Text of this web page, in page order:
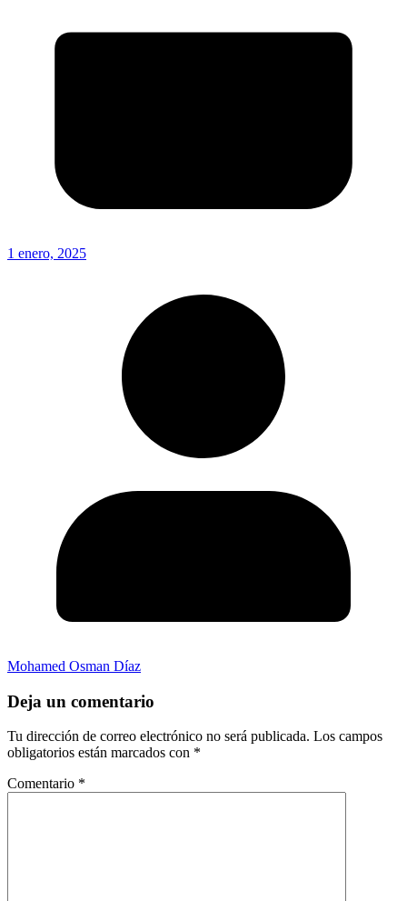
1 enero, 2025
Mohamed Osman Díaz
Deja un comentario
Tu dirección de correo electrónico no será publicada. Los campos
obligatorios están marcados con *
Comentario *